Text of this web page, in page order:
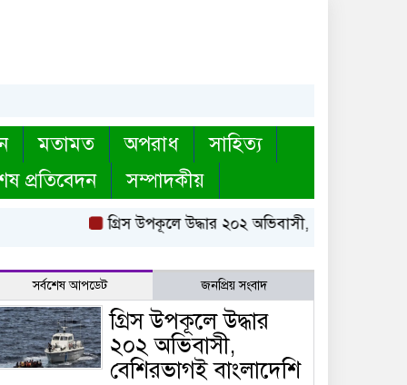
মতামত অপরাধ
সাহিত্য
প্রতিবেদন সম্পাদকীয়
গ্রিস উপকূলে উদ্ধার ২০২ অভিবাসী, বেশিরভাগই
সর্বশেষ আপডেট জনপ্রিয় সংবাদ
গ্রিস উপকূলে উদ্ধার
২০২ অভিবাসী,
বেশিরভাগই বাংলাদেশি